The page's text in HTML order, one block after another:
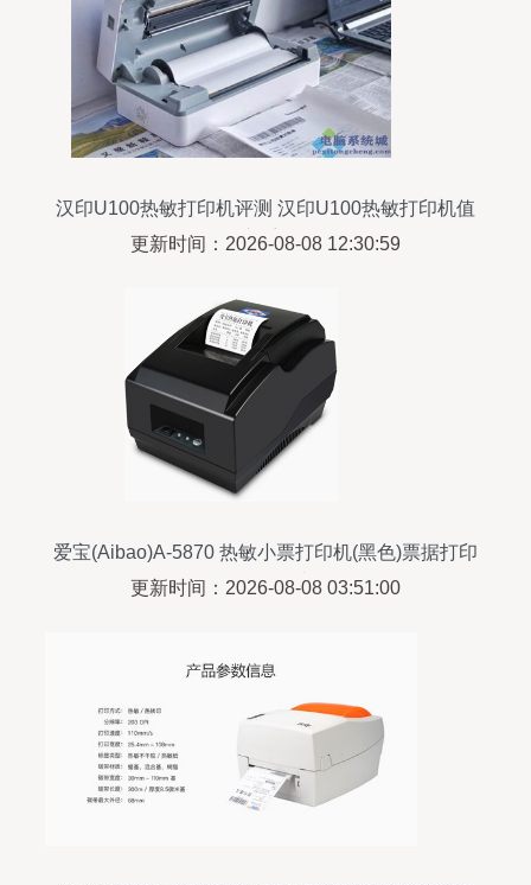
汉印U100热敏打印机评测 汉印U100热敏打印机值
得入手吗?
更新时间：2026-08-08 12:30:59
爱宝(Aibao)A-5870 热敏小票打印机(黑色)票据打印
58mm 前台收银小票打印
更新时间：2026-08-08 03:51:00